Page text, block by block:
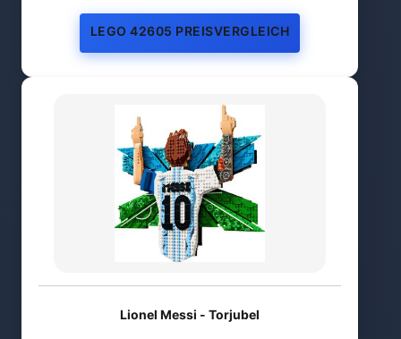
LEGO 42605 PREISVERGLEICH
Lionel Messi - Torjubel